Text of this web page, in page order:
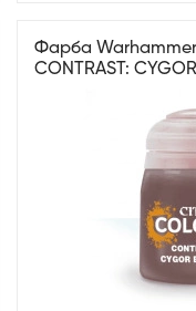
Фарба
CONTRAST: